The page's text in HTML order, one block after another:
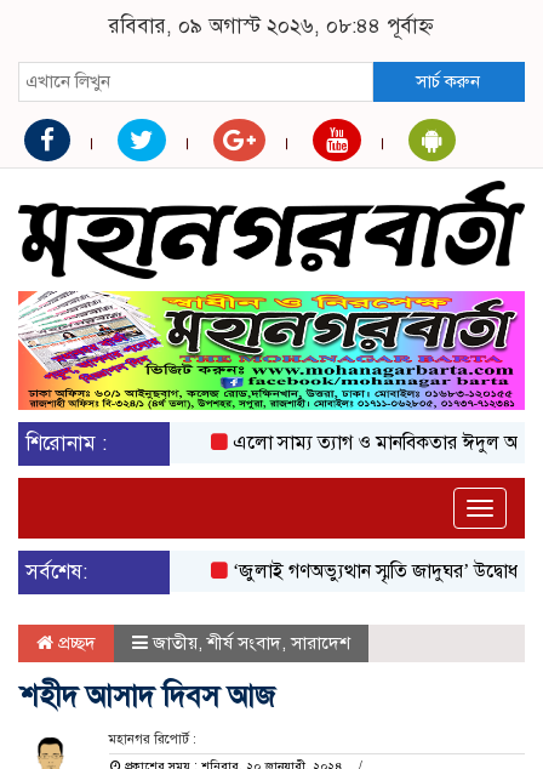
রবিবার, ০৯ অগাস্ট ২০২৬, ০৮:৪৪ পূর্বাহ্ন
সার্চ করুন
শিরোনাম : এলো সাম্য ত্যাগ ও মানবিকতার ঈদুল আজহা
Toggle
সর্বশেষ:
‘জুলাই গণঅভ্যুত্থান স্মৃতি জাদুঘর’ উদ্বোধন করলেন
প্রচ্ছদ জাতীয়,শীর্ষ সংবাদ,সারাদেশ
শহীদ আসাদ দিবস আজ
মহানগর রিপোর্ট :